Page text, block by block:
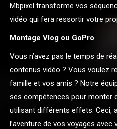
Mbpixel transforme vos
vidéo qui fera ressortir votre
Montage Vlog ou GoPro
Vous n’avez pas le temps de
contenus vidéo ? Vous voulez
famille et vos amis ? Notre
ses compétences pour monter
utilisant différents effets. Ceci,
l’aventure de vos voyages